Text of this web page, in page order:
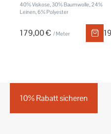
40% Viskose, 30% Baumwolle, 24%
Leinen, 6% Polyester
179,00 € / Meter
10% Rabatt sicheren